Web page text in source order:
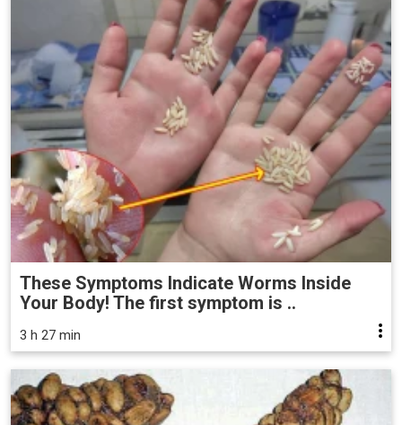
These Symptoms Indicate Worms Inside
Your Body! The first symptom is ..
3 h 27 min